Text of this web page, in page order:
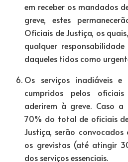
em receber os mandados
greve, estes
Oficiais de Justiça, os
qualquer
daqueles tidos como
Os serviços inadiáveis e
cumpridos pelos
aderirem à greve. Caso a
70% do total de oficiais
Justiça, serão
os grevistas (até atingir
dos serviços essenciais.